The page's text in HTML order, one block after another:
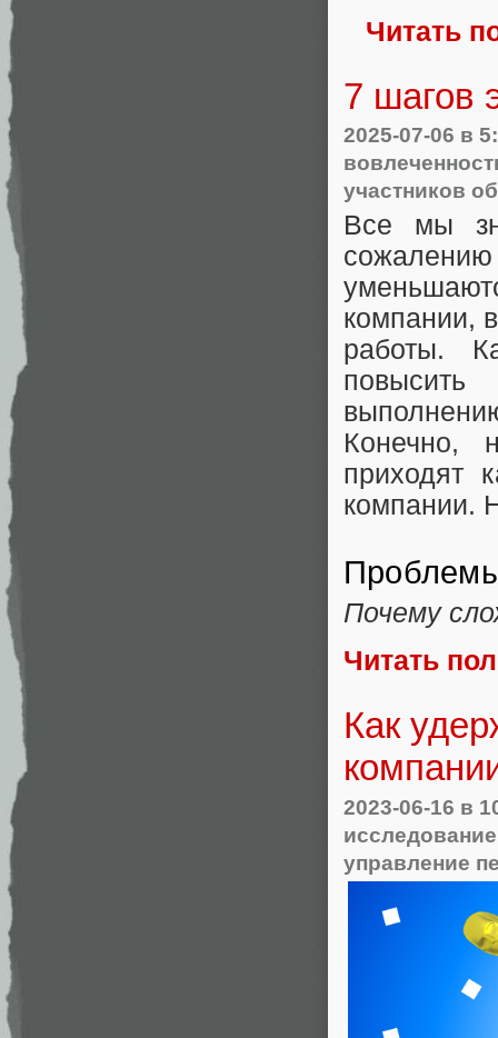
Читать
7 шагов
2025-07-06 в
участников
Все мы
компании,
работы.
Конечно,
приходят
компании.
Почему
Читать
Как
2023-06-16 в
управление